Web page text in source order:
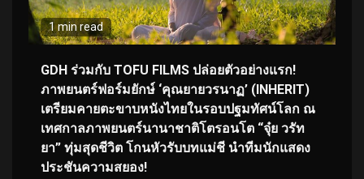
1 min read
GDH ร่วมกับ TOFU FILMS ปล่อยตัวอย่างแรก!
ภาพยนตร์ฟอร์มยักษ์ ‘คุณยายวรนาฏ’ (INHERIT)
เตรียมคายตะขาบหนังไทยในรอบปฐมทัศน์โลก ณ
เทศกาลภาพยนตร์นานาชาติโตรอนโต “จุ๋ย วรัท
ยา” ทุ่มสุดชีวิต โกนหัวรับบทแม่ชี นำทีมนักแสดง
ประชันความสยอง!